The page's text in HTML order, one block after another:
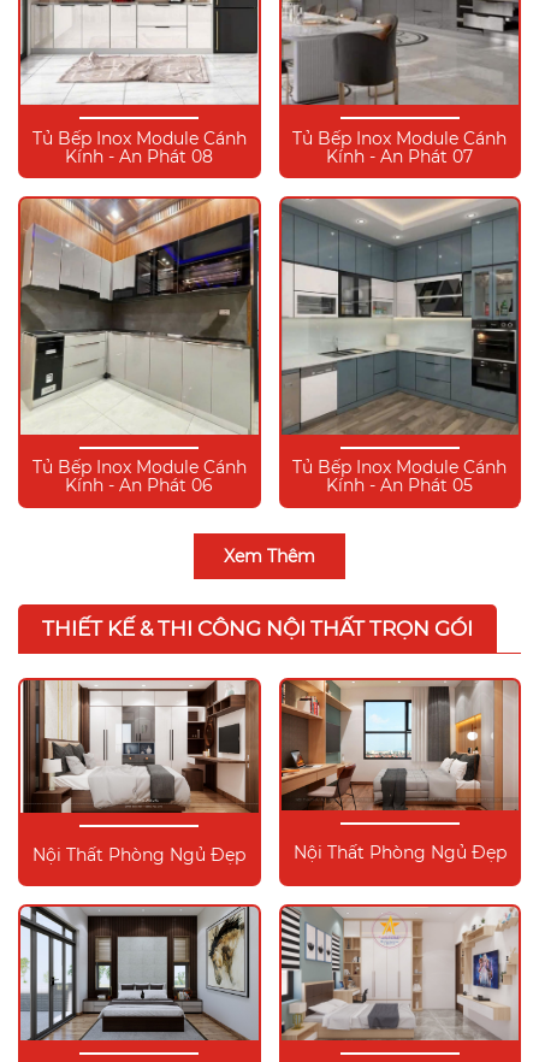
Tủ Bếp Inox Module Cánh
Kính - An Phát 08
Tủ Bếp Inox Module Cánh
Kính - An Phát 07
Tủ Bếp Inox Module Cánh
Kính - An Phát 06
Tủ Bếp Inox Module Cánh
Kính - An Phát 05
Xem Thêm
THIẾT KẾ & THI CÔNG NỘI THẤT TRỌN GÓI
Nội Thất Phòng Ngủ Đẹp Nội Thất Phòng Ngủ Đẹp